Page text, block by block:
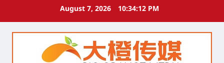
August 7, 2026 10:34:12 PM